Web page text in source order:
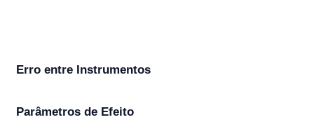
Erro entre Instrumentos
Parâmetros de Efeito